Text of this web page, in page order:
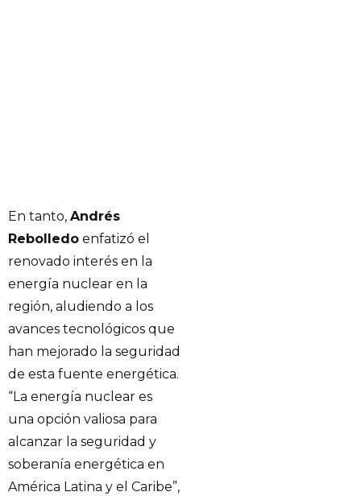
En tanto, Andrés
Rebolledo enfatizó el
renovado interés en la
energía nuclear en la
región, aludiendo a los
avances tecnológicos que
han mejorado la seguridad
de esta fuente energética.
“La energía nuclear es
una opción valiosa para
alcanzar la seguridad y
soberanía energética en
América Latina y el Caribe”,